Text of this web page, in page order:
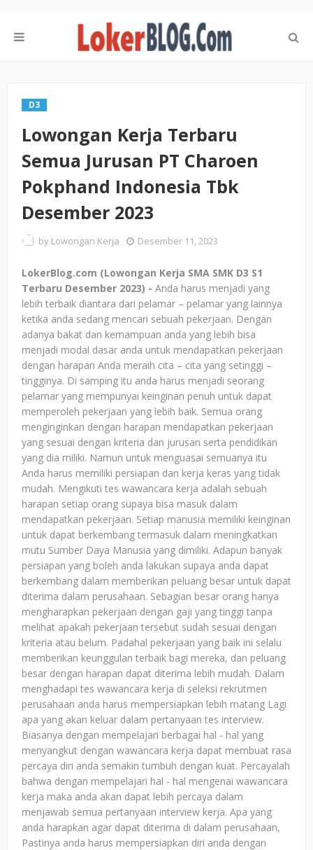
D3
Lowongan Kerja Terbaru
Semua Jurusan PT Charoen
Pokphand Indonesia Tbk
Desember 2023
by Lowongan Kerja Desember 11, 2023
LokerBlog.com (Lowongan Kerja SMA SMK D3 S1
Terbaru Desember 2023) - Anda harus menjadi yang
lebih terbaik diantara dari pelamar – pelamar yang lainnya
ketika anda sedang mencari sebuah pekerjaan. Dengan
adanya bakat dan kemampuan anda yang lebih bisa
menjadi modal dasar anda untuk mendapatkan pekerjaan
dengan harapan Anda meraih cita – cita yang setinggi –
tingginya. Di samping itu anda harus menjadi seorang
pelamar yang mempunyai keinginan penuh untuk dapat
memperoleh pekerjaan yang lebih baik. Semua orang
menginginkan dengan harapan mendapatkan pekerjaan
yang sesuai dengan kriteria dan jurusan serta pendidikan
yang dia miliki. Namun untuk menguasai semuanya itu
Anda harus memiliki persiapan dan kerja keras yang tidak
mudah. Mengikuti tes wawancara kerja adalah sebuah
harapan setiap orang supaya bisa masuk dalam
mendapatkan pekerjaan. Setiap manusia memiliki keinginan
untuk dapat berkembang termasuk dalam meningkatkan
mutu Sumber Daya Manusia yang dimiliki. Adapun banyak
persiapan yang boleh anda lakukan supaya anda dapat
berkembang dalam memberikan peluang besar untuk dapat
diterima dalam perusahaan. Sebagian besar orang hanya
mengharapkan pekerjaan dengan gaji yang tinggi tanpa
melihat apakah pekerjaan tersebut sudah sesuai dengan
kriteria atau belum. Padahal pekerjaan yang baik ini selalu
memberikan keunggulan terbaik bagi mereka, dan peluang
besar dengan harapan dapat diterima lebih mudah. Dalam
menghadapi tes wawancara kerja di seleksi rekrutmen
perusahaan anda harus mempersiapkan lebih matang Lagi
apa yang akan keluar dalam pertanyaan tes interview.
Biasanya dengan mempelajari berbagai hal - hal yang
menyangkut dengan wawancara kerja dapat membuat rasa
percaya diri anda semakin tumbuh dengan kuat. Percayalah
bahwa dengan mempelajari hal - hal mengenai wawancara
kerja maka anda akan dapat lebih percaya dalam
menjawab semua pertanyaan interview kerja. Apa yang
anda harapkan agar dapat diterima di dalam perusahaan,
Pastinya anda harus mempersiapkan diri anda dengan